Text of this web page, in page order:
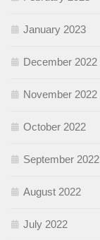
January 2023
December 2022
November 2022
October 2022
September 2022
August 2022
July 2022